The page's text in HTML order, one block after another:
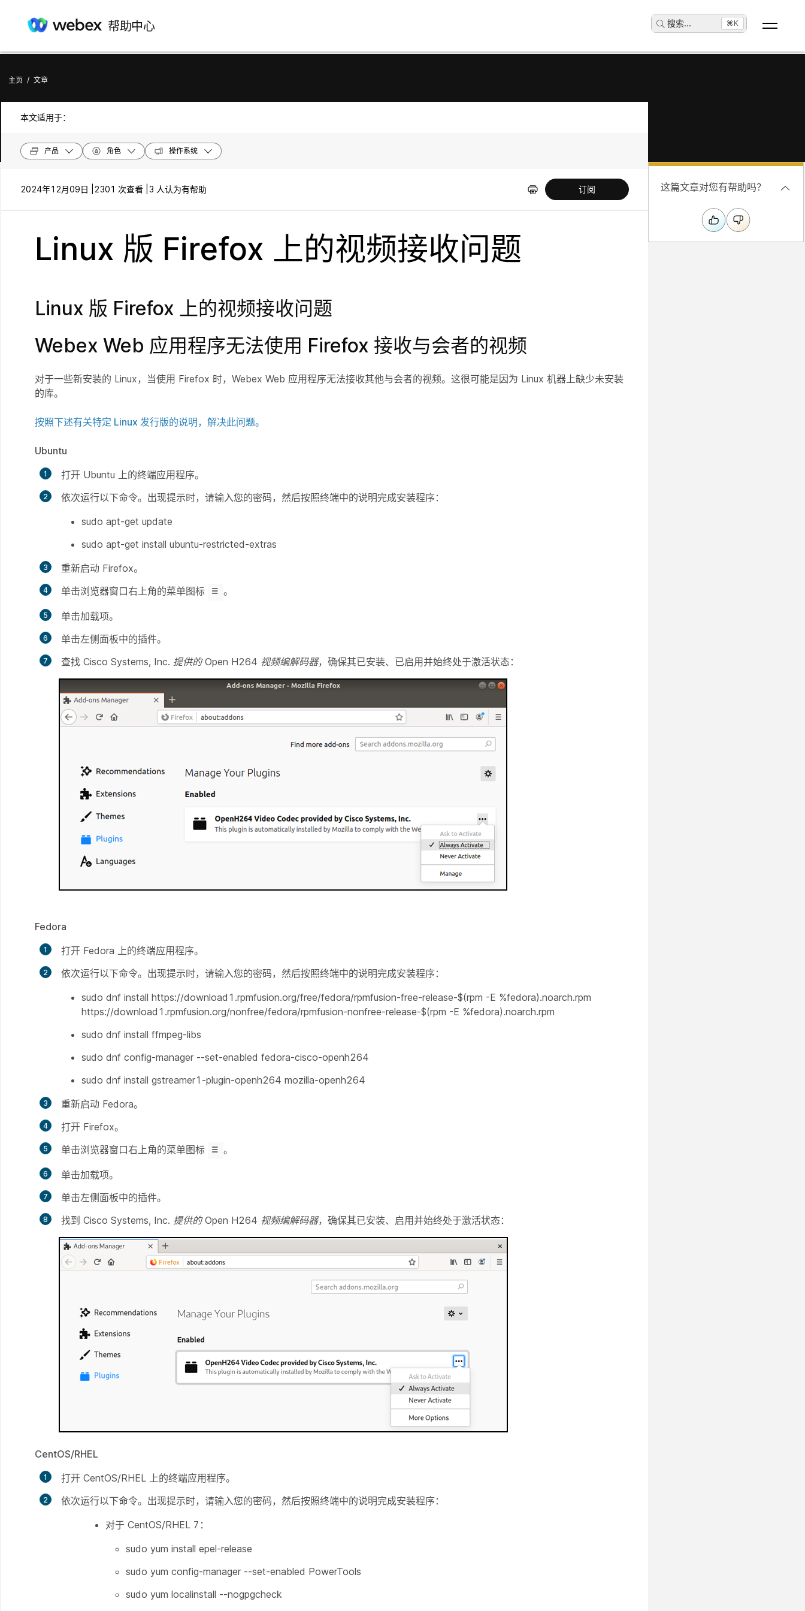
帮助中心 搜索... ⌘K
主页 / 文章
本文适用于：
产品 角色 操作系统
2024年12月09日 | 2301 次查看 | 3 人认为有帮助 订阅
Linux 版 Firefox 上的视频接收问题
Linux 版 Firefox 上的视频接收问题
Webex Web 应用程序无法使用 Firefox 接收与会者的视频
对于一些新安装的 Linux，当使用 Firefox 时，Webex Web 应用程序无法接收其他与会者的视频。这很可能是因为 Linux 机器上缺少未安装
的库。
按照下述有关特定 Linux 发行版的说明，解决此问题。
Ubuntu
打开 Ubuntu 上的终端应用程序。
依次运行以下命令。出现提示时，请输入您的密码，然后按照终端中的说明完成安装程序：
sudo apt-get update
sudo apt-get install ubuntu-restricted-extras
重新启动 Firefox。
单击浏览器窗口右上角的菜单图标
。
单击加载项。
单击左侧面板中的插件。
查找 Cisco Systems, Inc. 提供的 Open H264 视频编解码器，确保其已安装、已启用并始终处于激活状态：
Fedora
打开 Fedora 上的终端应用程序。
依次运行以下命令。出现提示时，请输入您的密码，然后按照终端中的说明完成安装程序：
sudo dnf install https://download1.rpmfusion.org/free/fedora/rpmfusion-free-release-$(rpm -E %fedora).noarch.rpm
https://download1.rpmfusion.org/nonfree/fedora/rpmfusion-nonfree-release-$(rpm -E %fedora).noarch.rpm
sudo dnf install ffmpeg-libs
sudo dnf config-manager --set-enabled fedora-cisco-openh264
sudo dnf install gstreamer1-plugin-openh264 mozilla-openh264
重新启动 Fedora。
打开 Firefox。
单击浏览器窗口右上角的菜单图标
。
单击加载项。
单击左侧面板中的插件。
找到 Cisco Systems, Inc. 提供的 Open H264 视频编解码器，确保其已安装、启用并始终处于激活状态：
CentOS/RHEL
打开 CentOS/RHEL 上的终端应用程序。
依次运行以下命令。出现提示时，请输入您的密码，然后按照终端中的说明完成安装程序：
对于 CentOS/RHEL 7：
sudo yum install epel-release
sudo yum config-manager --set-enabled PowerTools
sudo yum localinstall --nogpgcheck
这篇文章对您有帮助吗？